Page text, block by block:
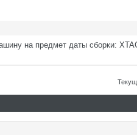
на предмет даты сборки: